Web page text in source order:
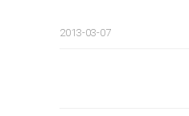
2013-03-07